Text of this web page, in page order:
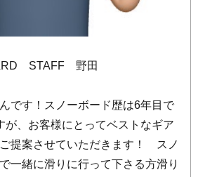
STAFF 野田
です！スノーボード歴は6年目で
が、お客様にとってベストなギア
提案させていただきます！ スノ
一緒に滑りに行って下さる方滑り